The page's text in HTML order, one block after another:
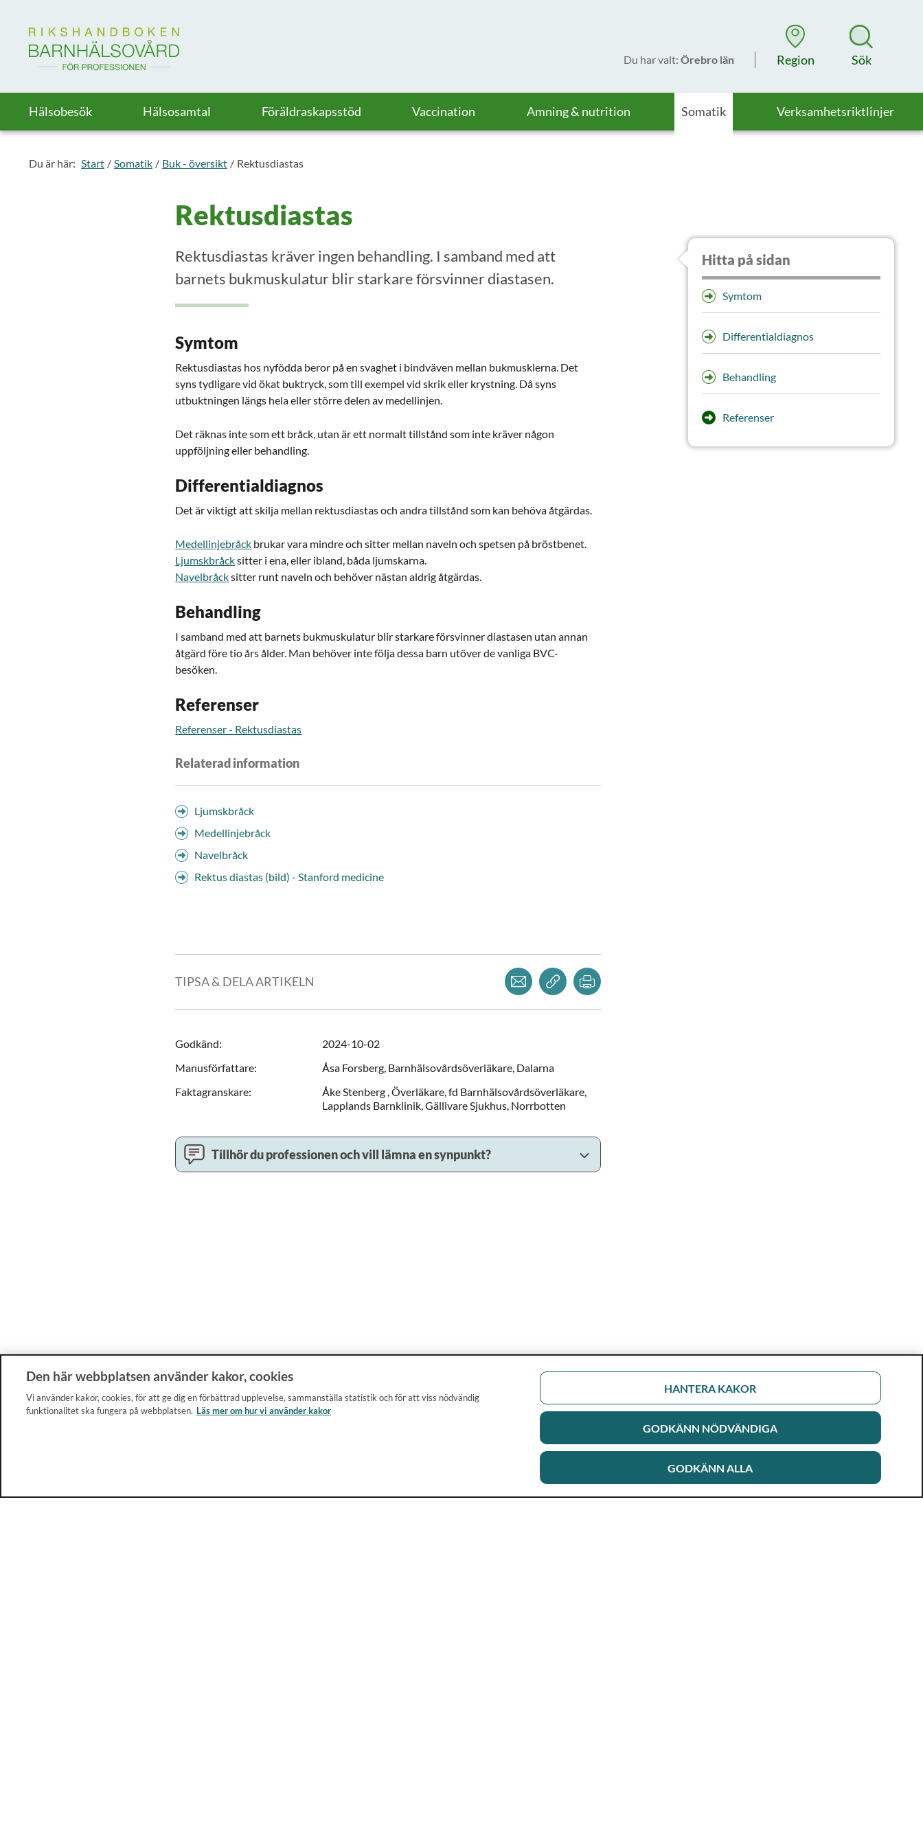
Till startsidan för Rikshandboken i barnhälsovård
Du har valt: Örebro län Region Sök
Hälsobesök Hälsosamtal Föräldraskapsstöd Vaccination Amning & nutrition Somatik Verksamhetsriktlinjer
Du är här: Start Somatik Buk - översikt Rektusdiastas
Rektusdiastas
Rektusdiastas kräver ingen behandling. I samband med att
barnets bukmuskulatur blir starkare försvinner diastasen.
Symtom
Rektusdiastas hos nyfödda beror på en svaghet i bindväven mellan bukmusklerna. Det
syns tydligare vid ökat buktryck, som till exempel vid skrik eller krystning. Då syns
utbuktningen längs hela eller större delen av medellinjen.
Det räknas inte som ett bråck, utan är ett normalt tillstånd som inte kräver någon
uppföljning eller behandling.
Differentialdiagnos
Det är viktigt att skilja mellan rektusdiastas och andra tillstånd som kan behöva åtgärdas.
Medellinjebråck brukar vara mindre och sitter mellan naveln och spetsen på bröstbenet.
Ljumskbråcksitter i ena, eller ibland, båda ljumskarna.
Navelbråcksitter runt naveln och behöver nästan aldrig åtgärdas.
Behandling
I samband med att barnets bukmuskulatur blir starkare försvinner diastasen utan annan
åtgärd före tio års ålder. Man behöver inte följa dessa barn utöver de vanliga BVC-
besöken.
Referenser
Referenser - Rektusdiastas
Relaterad information
Ljumskbråck
Medellinjebråck
Navelbråck
Rektus diastas (bild) - Stanford medicine
TIPSA & DELA ARTIKELN
Dela via mejlKopiera länk
Godkänd:
2024-10-02
Manusförfattare: Åsa Forsberg, Barnhälsovårdsöverläkare, Dalarna
Faktagranskare: ÅkeStenberg ,Överläkare, fd Barnhälsovårdsöverläkare,
Lapplands Barnklinik, Gällivare Sjukhus, Norrbotten
Tillhör du professionen och vill lämna en synpunkt?
Hitta på sidan
Symtom
Differentialdiagnos
Behandling
Referenser
Den här webbplatsen använder kakor, cookies
Vi använder kakor, cookies, för att ge dig en förbättrad upplevelse, sammanställa statistik och för att viss nödvändig
funktionalitet ska fungera på webbplatsen. Läs mer om hur vi använder kakor
HANTERA KAKOR
GODKÄNN NÖDVÄNDIGA
GODKÄNN ALLA